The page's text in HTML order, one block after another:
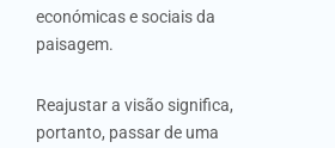
económicas e sociais da
paisagem.
Reajustar a visão significa,
portanto, passar de uma